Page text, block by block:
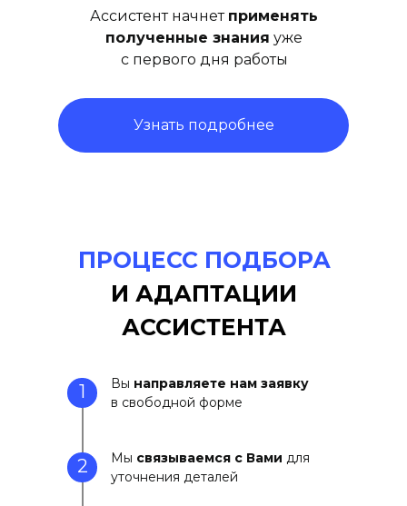
Ассистент начнет применять
полученные знания уже
с первого дня работы
Узнать подробнее
ПРОЦЕСС ПОДБОРА
И АДАПТАЦИИ
АССИСТЕНТА
Мы связываемся с Вами для
уточнения деталей
Вы направляете нам заявку
в свободной форме
1
2